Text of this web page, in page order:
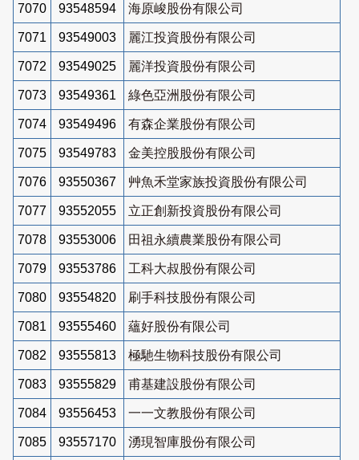
7070 93548594 海原峻股份有限公司
7071 93549003 麗江投資股份有限公司
7072 93549025 麗洋投資股份有限公司
7073 93549361 綠色亞洲股份有限公司
7074 93549496 有森企業股份有限公司
7075 93549783 金美控股股份有限公司
7076 93550367 艸魚禾堂家族投資股份有限公司
7077 93552055 立正創新投資股份有限公司
7078 93553006 田祖永續農業股份有限公司
7079 93553786 工科大叔股份有限公司
7080 93554820 刷手科技股份有限公司
7081 93555460 蘊好股份有限公司
7082 93555813 極馳生物科技股份有限公司
7083 93555829 甫基建設股份有限公司
7084 93556453 一一文教股份有限公司
7085 93557170 湧現智庫股份有限公司